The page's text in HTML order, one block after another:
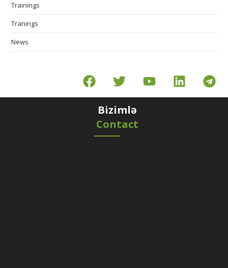
Trainings
Tranings
News
Bizimlə
Contact